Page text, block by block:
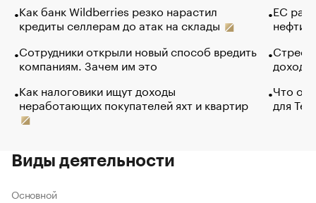
Как банк Wildberries резко нарастил
кредиты селлерам до атак на склады
Сотрудники открыли новый способ вредить
компаниям. Зачем им это
Как налоговики ищут доходы
неработающих покупателей яхт и квартир
ЕС
нефти
Что
для
Виды деятельности
Основной